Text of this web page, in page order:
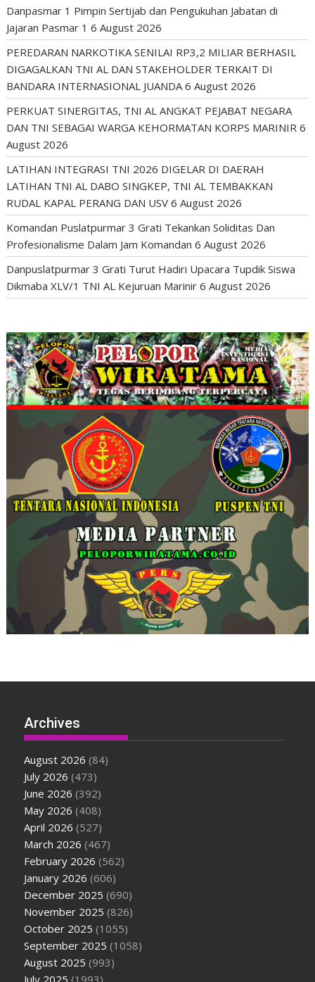
Danpasmar 1 Pimpin Sertijab dan Pengukuhan Jabatan di
Jajaran Pasmar 1 6 August 2026
PEREDARAN NARKOTIKA SENILAI RP3,2 MILIAR BERHASIL
DIGAGALKAN TNI AL DAN STAKEHOLDER TERKAIT DI
BANDARA INTERNASIONAL JUANDA 6 August 2026
PERKUAT SINERGITAS, TNI AL ANGKAT PEJABAT NEGARA
DAN TNI SEBAGAI WARGA KEHORMATAN KORPS MARINIR 6
August 2026
LATIHAN INTEGRASI TNI 2026 DIGELAR DI DAERAH
LATIHAN TNI AL DABO SINGKEP, TNI AL TEMBAKKAN
RUDAL KAPAL PERANG DAN USV 6 August 2026
Komandan Puslatpurmar 3 Grati Tekankan Soliditas Dan
Profesionalisme Dalam Jam Komandan 6 August 2026
Danpuslatpurmar 3 Grati Turut Hadiri Upacara Tupdik Siswa
Dikmaba XLV/1 TNI AL Kejuruan Marinir 6 August 2026
Archives
August 2026 (84)
July 2026 (473)
June 2026 (392)
May 2026 (408)
April 2026 (527)
March 2026 (467)
February 2026 (562)
January 2026 (606)
December 2025 (690)
November 2025 (826)
October 2025 (1055)
September 2025 (1058)
August 2025 (993)
July 2025 (1993)